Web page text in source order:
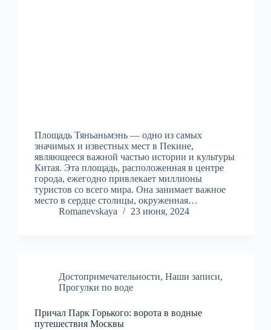
Площадь Тяньаньмэнь — одно из самых
значимых и известных мест в Пекине,
являющееся важной частью истории и культуры
Китая. Эта площадь, расположенная в центре
города, ежегодно привлекает миллионы
туристов со всего мира. Она занимает важное
место в сердце столицы, окруженная…
Romanevskaya
23 июня, 2024
Достопримечательности, Наши записи,
Прогулки по воде
Причал Парк Горького: ворота в водные
путешествия Москвы